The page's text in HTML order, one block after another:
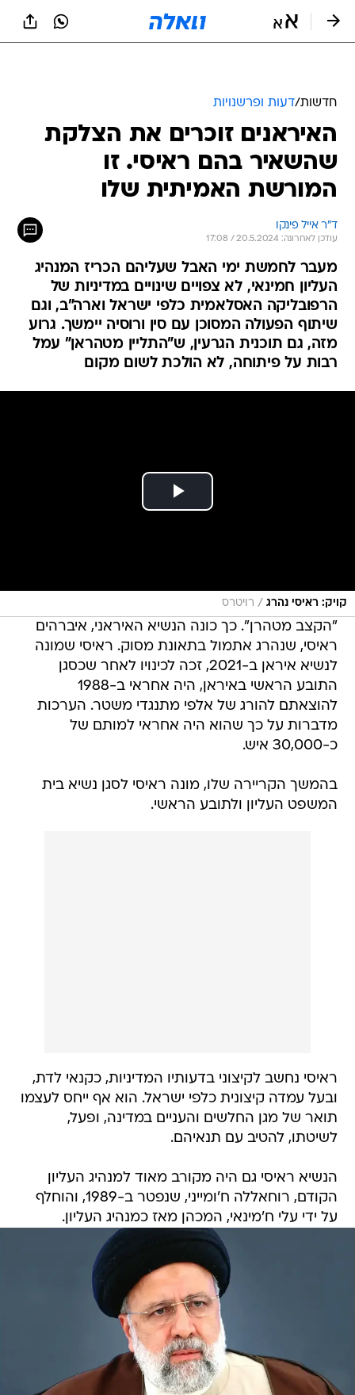
חדשות/דעות ופרשנויות
האיראנים זוכרים את הצלקת
שהשאיר בהם ראיסי. זו
המורשת האמיתית שלו
ד"ר אייל פינקו
עודכן לאחרונה: 20.5.2024 / 17:08
מעבר לחמשת ימי האבל שעליהם הכריז המנהיג
העליון חמינאי, לא צפויים שינויים במדיניות של
הרפובליקה האסלאמית כלפי ישראל וארה"ב, וגם
שיתוף הפעולה המסוכן עם סין ורוסיה יימשך. גרוע
מזה, גם תוכנית הגרעין, ש"התליין מטהראן" עמל
רבות על פיתוחה, לא הולכת לשום מקום
קויק: ראיסי נהרג / רויטרס
"הקצב מטהרן". כך כונה הנשיא האיראני, איברהים
ראיסי, שנהרג אתמול בתאונת מסוק. ראיסי שמונה
לנשיא איראן ב-2021, זכה לכינויו לאחר שכסגן
התובע הראשי באיראן, היה אחראי ב-1988
להוצאתם להורג של אלפי מתנגדי משטר. הערכות
מדברות על כך שהוא היה אחראי למותם של
כ-30,000 איש.
בהמשך הקריירה שלו, מונה ראיסי לסגן נשיא בית
המשפט העליון ולתובע הראשי.
ראיסי נחשב לקיצוני בדעותיו המדיניות, כקנאי לדת,
ובעל עמדה קיצונית כלפי ישראל. הוא אף ייחס לעצמו
תואר של מגן החלשים והעניים במדינה, ופעל,
לשיטתו, להטיב עם תנאיהם.
הנשיא ראיסי גם היה מקורב מאוד למנהיג העליון
הקודם, רוחאללה ח'ומייני, שנפטר ב-1989, והוחלף
על ידי עלי ח'מינאי, המכהן מאז כמנהיג העליון.